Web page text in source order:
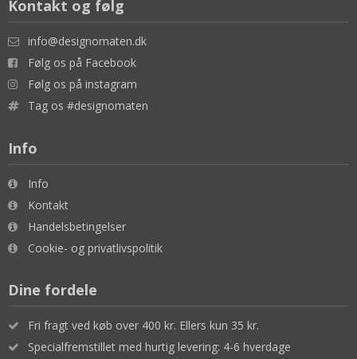
Kontakt og følg
info@designomaten.dk
Følg os på Facebook
Følg os på instagram
Tag os #designomaten
Info
Info
Kontakt
Handelsbetingelser
Cookie- og privatlivspolitik
Dine fordele
Fri fragt ved køb over 400 kr. Ellers kun 35 kr.
Specialfremstillet med hurtig levering: 4-6 hverdage